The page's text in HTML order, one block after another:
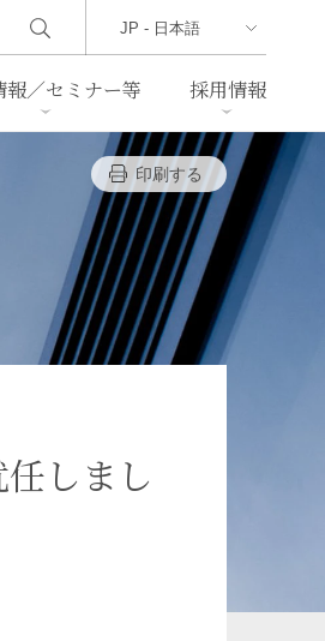
事業再生・倒産
通商法・経済安全保障
中国法務
報／セミナー等
判例紹介
採用情報
印刷する
しまし